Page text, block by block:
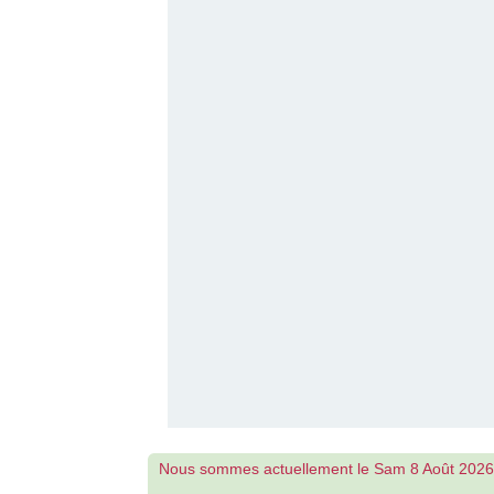
Nous sommes actuellement le Sam 8 Août